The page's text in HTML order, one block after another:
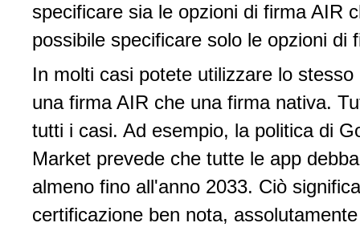
specificare sia le opzioni di firma AIR
possibile specificare solo le opzioni di
In molti casi potete utilizzare lo
una firma AIR che una firma nativa.
tutti i casi. Ad esempio, la politica di
Market prevede che tutte le app
almeno fino all'anno 2033. Ciò
certificazione ben nota,